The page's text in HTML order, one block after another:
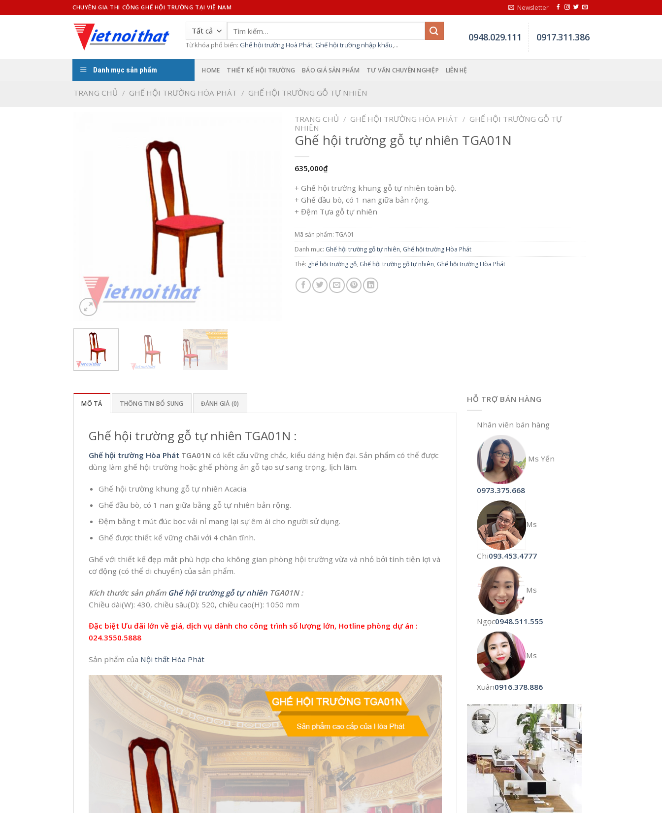
qua
CHUYÊN GIA THI CÔNG GHẾ HỘI TRƯỜNG TẠI VIỆ NAM Newsletter
Tìm
kiếm:
Từ khóa phổ biến: Ghế hội trường Hoà Phát, Ghế hội trường nhập khẩu,...
0948.029.111 0917.311.386
Danh mục sản phẩm HOME THIẾT KẾ HỘI TRƯỜNG BÁO GIÁ SẢN PHẨM TƯ VẤN CHUYÊN NGHIỆP LIÊN HỆ
TRANG CHỦ / GHẾ HỘI TRƯỜNG HÒA PHÁT / GHẾ HỘI TRƯỜNG GỖ TỰ NHIÊN
TRANG CHỦ / GHẾ HỘI TRƯỜNG HÒA PHÁT / GHẾ HỘI TRƯỜNG GỖ TỰ
NHIÊN
Ghế hội trường gỗ tự nhiên TGA01N
635,000₫
+ Ghế hội trường khung gỗ tự nhiên toàn bộ.
+ Ghế đầu bò, có 1 nan giữa bản rộng.
+ Đệm Tựa gỗ tự nhiên
Mã sản phẩm:TGA01
Danh mục: Ghế hội trường gỗ tự nhiên, Ghế hội trường Hòa Phát
Thẻ: ghế hội trường gỗ, Ghế hội trường gỗ tự nhiên, Ghế hội trường Hòa Phát
MÔ TẢ THÔNG TIN BỔ SUNG ĐÁNH GIÁ (0)
Ghế hội trường gỗ tự nhiên TGA01N :
Ghế hội trường Hòa Phát TGA01N có kết cấu vững chắc, kiểu dáng hiện đại. Sản phẩm có thể được
dùng làm ghế hội trường hoặc ghế phòng ăn gỗ tạo sự sang trọng, lịch lãm.
Ghế hội trường khung gỗ tự nhiên Acacia.
Ghế đầu bò, có 1 nan giữa bằng gỗ tự nhiên bản rộng.
Đệm bằng t mút đúc bọc vải nỉ mang lại sự êm ái cho người sử dụng.
Ghế được thiết kế vững chãi với 4 chân tĩnh.
Ghế với thiết kế đẹp mắt phù hợp cho không gian phòng hội trường vừa và nhỏ bởi tính tiện lợi và
cơ động (có thể di chuyển) của sản phẩm.
Kích thước sản phẩm Ghế hội trường gỗ tự nhiên TGA01N :
Chiều dài(W): 430, chiều sâu(D): 520, chiều cao(H): 1050 mm
Đặc biệt Ưu đãi lớn về giá, dịch vụ dành cho công trình số lượng lớn, Hotline phòng dự án :
024.3550.5888
Sản phẩm của Nội thất Hòa Phát
HỖ TRỢ BÁN HÀNG
Nhân viên bán hàng
Ms Yến
0973.375.668
Ms
Chi093.453.4777
Ms
Ngọc0948.511.555
Ms
Xuân0916.378.886